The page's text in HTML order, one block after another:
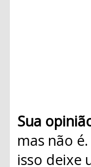
Sua
mas não
isso deixe